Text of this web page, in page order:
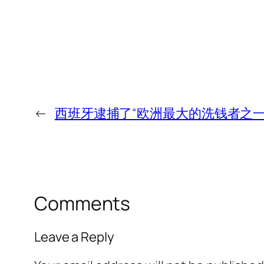
← 西班牙逮捕了“欧洲最大的洗钱者之
Comments
Leave a Reply